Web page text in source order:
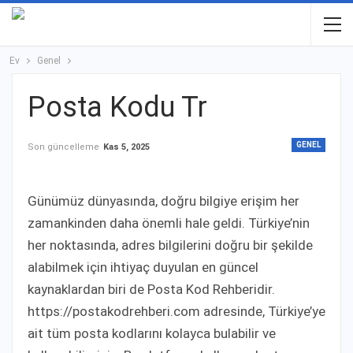
Ev Genel
Posta Kodu Tr
GENEL
Son güncelleme Kas 5, 2025
Günümüz dünyasında, doğru bilgiye erişim her
zamankinden daha önemli hale geldi. Türkiye’nin
her noktasında, adres bilgilerini doğru bir şekilde
alabilmek için ihtiyaç duyulan en güncel
kaynaklardan biri de Posta Kod Rehberidir.
https://postakodrehberi.com adresinde, Türkiye’ye
ait tüm posta kodlarını kolayca bulabilir ve